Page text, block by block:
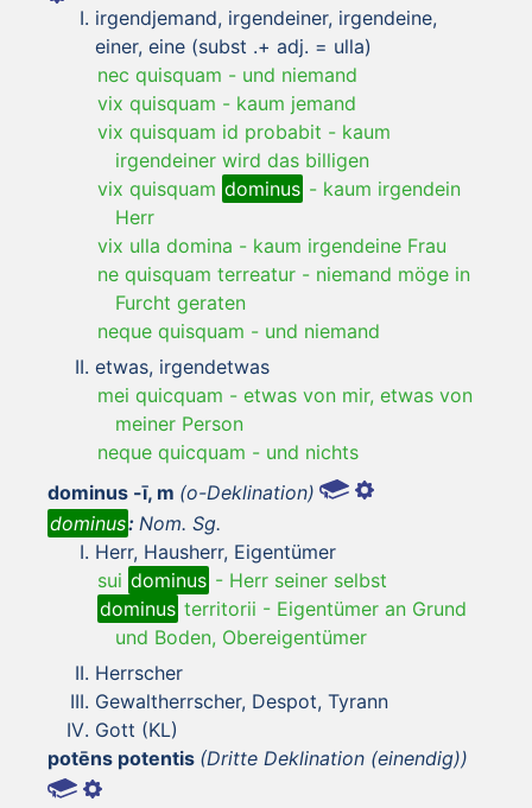
irgendjemand, irgendeiner, irgendeine,
einer, eine (subst .+ adj. = ulla)
nec quisquam - und niemand
vix quisquam - kaum jemand
vix quisquam id probabit - kaum
irgendeiner wird das billigen
vix quisquam dominus - kaum irgendein
Herr
vix ulla domina - kaum irgendeine Frau
ne quisquam terreatur - niemand möge in
Furcht geraten
neque quisquam - und niemand
etwas, irgendetwas
mei quicquam - etwas von mir, etwas von
meiner Person
neque quicquam - und nichts
dominus -ī, m (o-Deklination)
dominus: Nom. Sg.
Herr, Hausherr, Eigentümer
sui dominus - Herr seiner selbst
dominus territorii - Eigentümer an Grund
und Boden, Obereigentümer
Herrscher
Gewaltherrscher, Despot, Tyrann
Gott (KL)
potēns potentis (Dritte Deklination (einendig))